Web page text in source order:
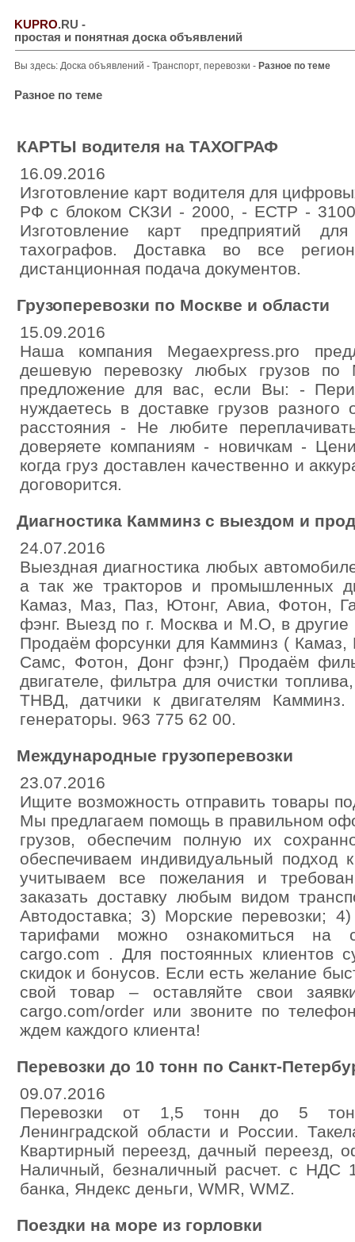
KUPRO.RU -
простая и понятная доска объявлений
Вы здесь: Доска объявлений - Транспорт, перевозки - Разное по теме
Разное по теме
КАРТЫ водителя на ТАХОГРАФ
16.09.2016
Изготовление карт водителя для
РФ с блоком СКЗИ - 2000, - ЕСТР -
Изготовление карт предприятий
тахографов. Доставка во все
дистанционная подача документов.
Грузоперевозки по Москве и области
15.09.2016
Наша компания Megaexpress.pro
дешевую перевозку любых грузов
предложение для вас, если Вы: -
нуждаетесь в доставке грузов
расстояния - Не любите
доверяете компаниям - новичкам -
когда груз доставлен качественно и
договорится.
Диагностика Камминз с выездом и
24.07.2016
Выездная диагностика любых
а так же тракторов и промышленных
Камаз, Маз, Паз, Ютонг, Авиа, Фотон,
фэнг. Выезд по г. Москва и М.О, в другие
Продаём форсунки для Камминз ( Камаз,
Самс, Фотон, Донг фэнг,) Продаём
двигателе, фильтра для очистки
ТНВД, датчики к двигателям
генераторы. 963 775 62 00.
Международные грузоперевозки
23.07.2016
Ищите возможность отправить товары
Мы предлагаем помощь в правильном
грузов, обеспечим полную их
обеспечиваем индивидуальный подход
учитываем все пожелания и
заказать доставку любым видом
Автодоставка; 3) Морские перевозки;
тарифами можно ознакомиться на
cargo.com . Для постоянных клиентов
скидок и бонусов. Если есть желание
свой товар – оставляйте свои
cargo.com/order или звоните по
ждем каждого клиента!
Перевозки до 10 тонн по Санкт-
09.07.2016
Перевозки от 1,5 тонн до 5 тонн
Ленинградской области и России.
Квартирный переезд, дачный переезд,
Наличный, безналичный расчет. с НДС
банка, Яндекс деньги, WMR, WMZ.
Поездки на море из горловки